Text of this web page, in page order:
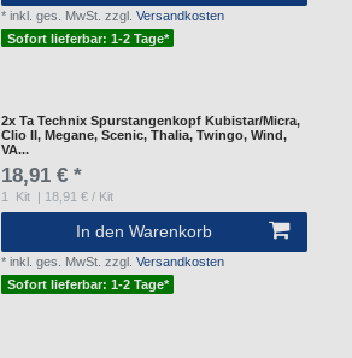
*inkl. ges. MwSt. zzgl.Versandkosten
Sofort lieferbar: 1-2 Tage*
2x Ta Technix Spurstangenkopf Kubistar/Micra,
Clio II, Megane, Scenic, Thalia, Twingo, Wind,
VA...
18,91 € *
1 Kit | 18,91 € / Kit
In den Warenkorb
*inkl. ges. MwSt. zzgl.Versandkosten
Sofort lieferbar: 1-2 Tage*